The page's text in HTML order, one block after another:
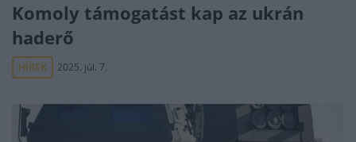
Komoly támogatást kap az ukrán
haderő
HÍREK 2025. júl. 7.